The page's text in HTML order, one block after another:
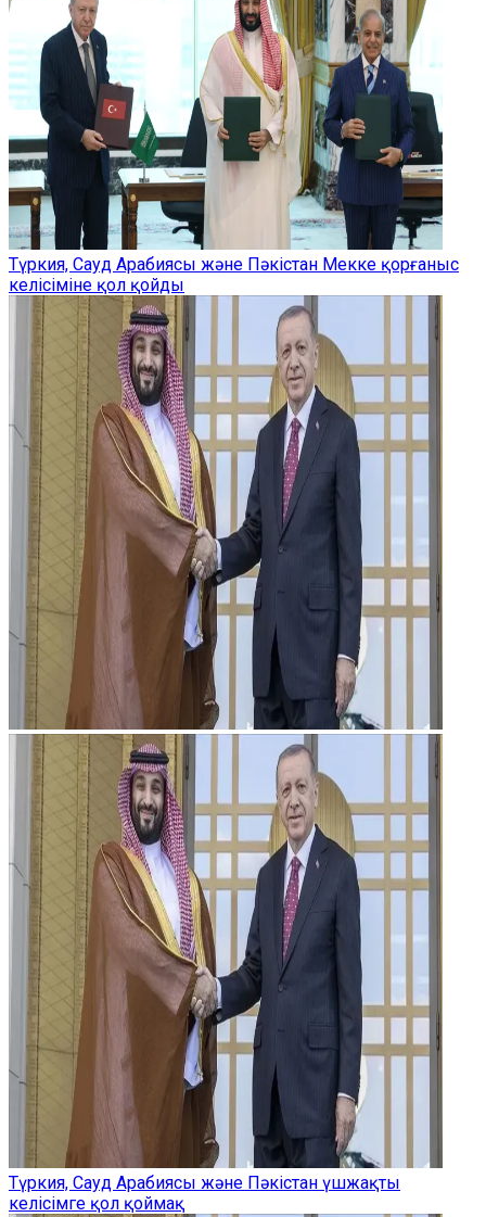
Түркия, Сауд Арабиясы және Пәкістан Мекке қорғаныс
келісіміне қол қойды
Түркия, Сауд Арабиясы және Пәкістан үшжақты
келісімге қол қоймақ